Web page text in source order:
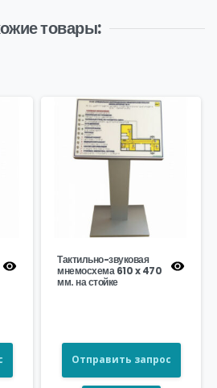
товары:
Тактильно-звуковая
мнемосхема 610 x 470
мм. на стойке
Отправить запрос